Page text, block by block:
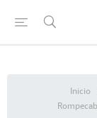
Inicio